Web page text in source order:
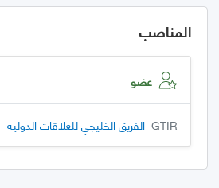
المناصب
عضو
GTIR الفريق الخليجي للعلاقات الدولية